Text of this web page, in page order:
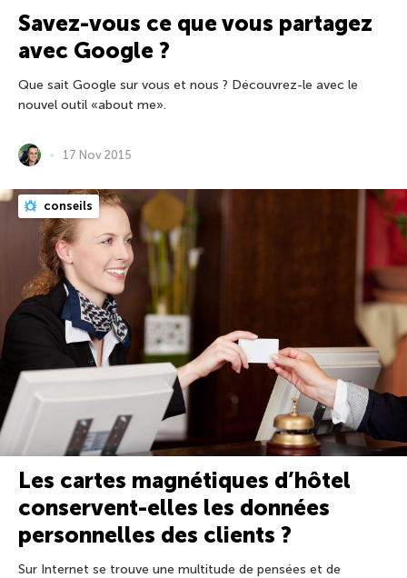
Savez-vous ce que vous partagez
avec Google ?
Que sait Google sur vous et nous ? Découvrez-le avec le
nouvel outil «about me».
17 Nov 2015
conseils
Les cartes magnétiques d’hôtel
conservent-elles les données
personnelles des clients ?
Sur Internet se trouve une multitude de pensées et de